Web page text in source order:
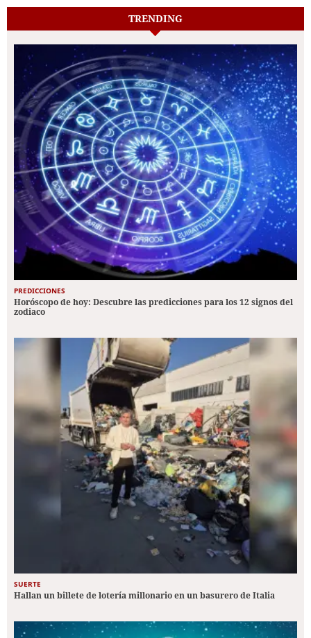
TRENDING
PREDICCIONES
Horóscopo de hoy: Descubre las predicciones para los 12 signos del
zodiaco
SUERTE
Hallan un billete de lotería millonario en un basurero de Italia